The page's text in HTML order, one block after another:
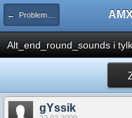
← Problemy z pluginami
Alt_end_round_sounds i
gYssik